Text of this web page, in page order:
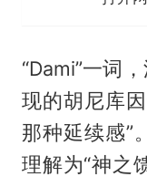
“Dami”一词
现的胡尼库
那种延续感”
理解为“神之